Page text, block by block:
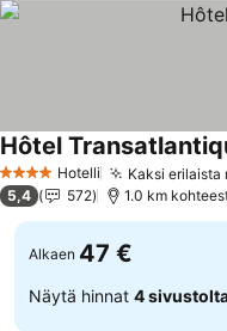
4 Tähtiluokitus
Hotelli Kaksi erilaista
Hôtel
5,4 572 1.0 km
Alkaen 47 €
Näytä hinnat 4